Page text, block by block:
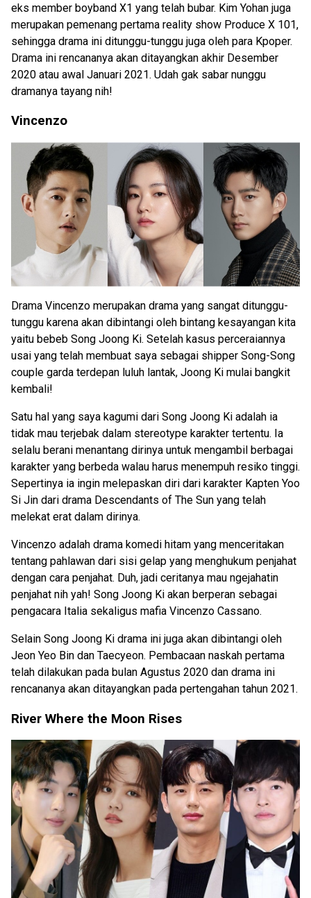
eks member boyband X1 yang telah bubar. Kim Yohan juga
merupakan pemenang pertama reality show Produce X 101,
sehingga drama ini ditunggu-tunggu juga oleh para Kpoper.
Drama ini rencananya akan ditayangkan akhir Desember
2020 atau awal Januari 2021. Udah gak sabar nunggu
dramanya tayang nih!
Vincenzo
Drama Vincenzo merupakan drama yang sangat ditunggu-
tunggu karena akan dibintangi oleh bintang kesayangan kita
yaitu bebeb Song Joong Ki. Setelah kasus perceraiannya
usai yang telah membuat saya sebagai shipper Song-Song
couple garda terdepan luluh lantak, Joong Ki mulai bangkit
kembali!
Satu hal yang saya kagumi dari Song Joong Ki adalah ia
tidak mau terjebak dalam stereotype karakter tertentu. Ia
selalu berani menantang dirinya untuk mengambil berbagai
karakter yang berbeda walau harus menempuh resiko tinggi.
Sepertinya ia ingin melepaskan diri dari karakter Kapten Yoo
Si Jin dari drama Descendants of The Sun yang telah
melekat erat dalam dirinya.
Vincenzo adalah drama komedi hitam yang menceritakan
tentang pahlawan dari sisi gelap yang menghukum penjahat
dengan cara penjahat. Duh, jadi ceritanya mau ngejahatin
penjahat nih yah! Song Joong Ki akan berperan sebagai
pengacara Italia sekaligus mafia Vincenzo Cassano.
Selain Song Joong Ki drama ini juga akan dibintangi oleh
Jeon Yeo Bin dan Taecyeon. Pembacaan naskah pertama
telah dilakukan pada bulan Agustus 2020 dan drama ini
rencananya akan ditayangkan pada pertengahan tahun 2021.
River Where the Moon Rises